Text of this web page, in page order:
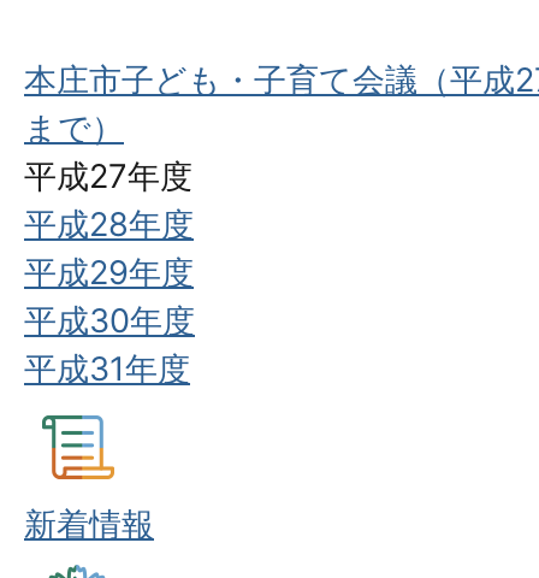
本庄市子ども・子育て会議（平成
まで）
平成27年度
平成28年度
平成29年度
平成30年度
平成31年度
新着情報